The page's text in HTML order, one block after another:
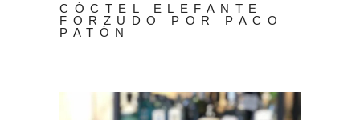
CÓCTEL ELEFANTE
FORZUDO POR PACO
PATÓN